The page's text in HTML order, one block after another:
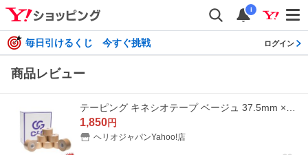
i
毎日引けるくじ 今すぐ挑戦 ログイン
商品レビュー
1,850円
ヘリオジャパンYahoo!店